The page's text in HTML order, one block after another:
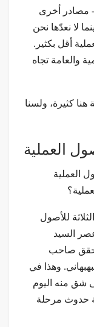
مصادر أخرى
لا نعدّها نحن
أقل بكثير.
والعامة تجاه
هنا كثيرة، ولسنا
العملية
العملية
للأصول
السيد
صاحب
وهذا في
شق منه اليوم
حدوث مرحلة